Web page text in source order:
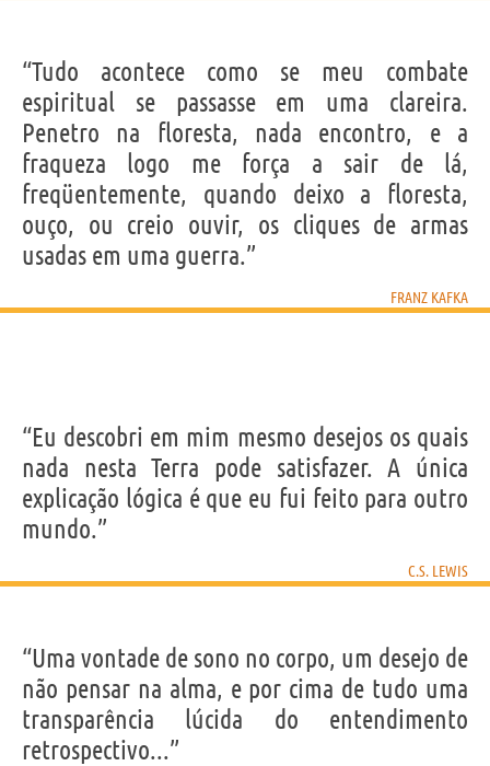
“Tudo acontece como se meu combate
espiritual se passasse em uma clareira.
Penetro na floresta, nada encontro, e a
fraqueza logo me força a sair de lá,
freqüentemente, quando deixo a floresta,
ouço, ou creio ouvir, os cliques de armas
usadas em uma guerra.”
FRANZ KAFKA
“Eu descobri em mim mesmo desejos os quais
nada nesta Terra pode satisfazer. A única
explicação lógica é que eu fui feito para outro
mundo.”
C.S. LEWIS
“Uma vontade de sono no corpo, um desejo de
não pensar na alma, e por cima de tudo uma
transparência lúcida do entendimento
retrospectivo...”